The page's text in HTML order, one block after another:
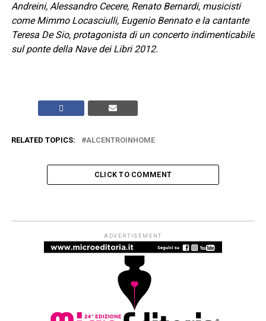
Andreini, Alessandro Cecere, Renato Bernardi, musicisti
come Mimmo Locasciulli, Eugenio Bennato e la cantante
Teresa De Sio, protagonista di un concerto indimenticabile
sul ponte della Nave dei Libri 2012.
RELATED TOPICS: ALCENTROINHOME
CLICK TO COMMENT
INIZIATIVE
Nave dei libri Napoli-Palermo: il
programma del viaggio letterario
(7-10 ottobre)